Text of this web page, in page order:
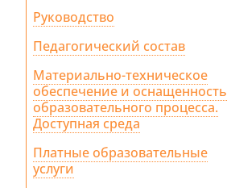
Руководство
Педагогический состав
Материально-техническое
обеспечение и оснащенность
образовательного процесса.
Доступная среда
Платные образовательные
услуги